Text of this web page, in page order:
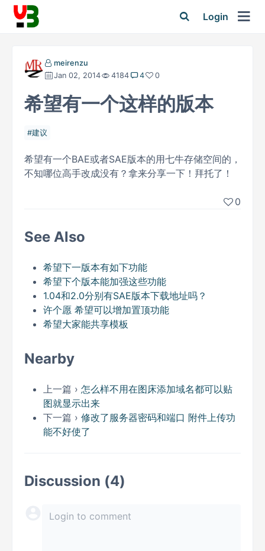
Login
meirenzu
Jan 02, 2014
4184 4 0
希望有一个这样的版本
建议
希望有一个BAE或者SAE版本的用七牛存储空间的，
不知哪位高手改成没有？拿来分享一下！拜托了！
0
See Also
希望下一版本有如下功能
希望下个版本能加强这些功能
1.04和2.0分别有SAE版本下载地址吗？
许个愿 希望可以增加置顶功能
希望大家能共享模板
Nearby
上一篇 › 怎么样不用在图床添加域名都可以贴
图就显示出来
下一篇 › 修改了服务器密码和端口 附件上传功
能不好使了
Discussion (4)